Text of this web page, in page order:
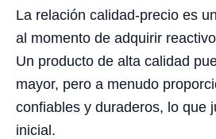
La relación calidad-precio es
al momento de adquirir
Un producto de alta calidad
mayor, pero a menudo
confiables y duraderos, lo que
inicial.